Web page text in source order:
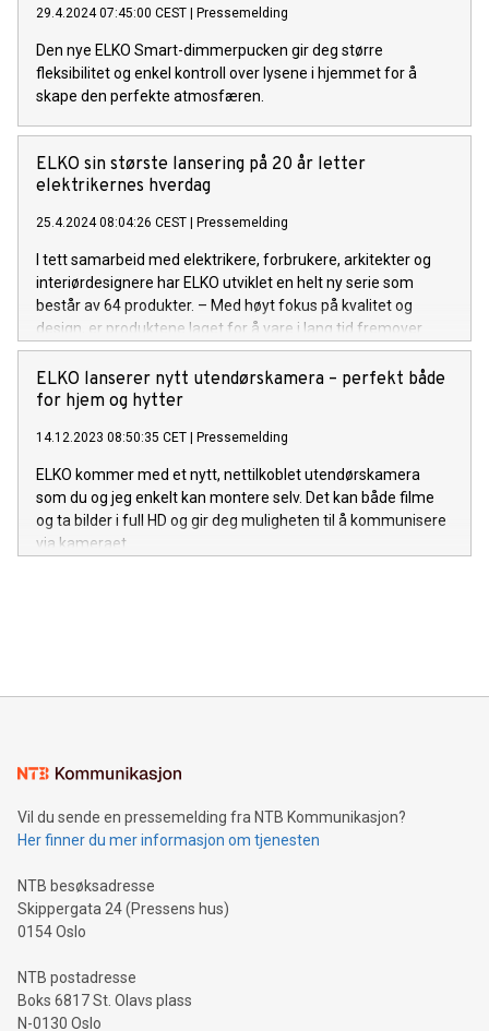
29.4.2024 07:45:00 CEST Pressemelding
Den nye ELKO Smart-dimmerpucken gir deg større
fleksibilitet og enkel kontroll over lysene i hjemmet for å
skape den perfekte atmosfæren.
ELKO sin største lansering på 20 år letter
elektrikernes hverdag
25.4.2024 08:04:26 CEST Pressemelding
I tett samarbeid med elektrikere, forbrukere, arkitekter og
interiørdesignere har ELKO utviklet en helt ny serie som
består av 64 produkter. – Med høyt fokus på kvalitet og
design, er produktene laget for å vare i lang tid fremover.
ELKO lanserer nytt utendørskamera – perfekt både
for hjem og hytter
14.12.2023 08:50:35 CET Pressemelding
ELKO kommer med et nytt, nettilkoblet utendørskamera
som du og jeg enkelt kan montere selv. Det kan både filme
og ta bilder i full HD og gir deg muligheten til å kommunisere
via kameraet.
Vil du sende en pressemelding fra NTB Kommunikasjon?
Her finner du mer informasjon om tjenesten
NTB besøksadresse
Skippergata 24 (Pressens hus)
0154 Oslo
NTB postadresse
Boks 6817 St. Olavs plass
N-0130 Oslo